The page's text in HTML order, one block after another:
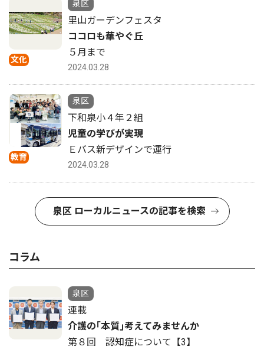
文化
泉区
里山ガーデンフェスタ
ココロも華やぐ丘
５月まで
2024.03.28
教育
泉区
下和泉小４年２組
児童の学びが実現
Ｅバス新デザインで運行
2024.03.28
泉区 ローカルニュースの記事を検索
コラム
泉区
連載
介護の｢本質｣考えてみませんか
第８回 認知症について【3】